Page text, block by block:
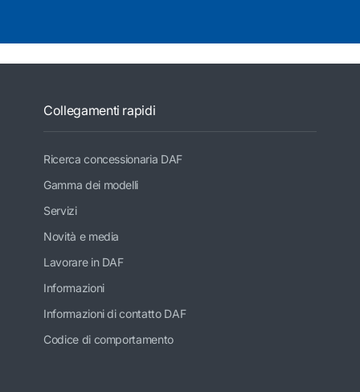
Collegamenti rapidi
Ricerca concessionaria DAF
Gamma dei modelli
Servizi
Novità e media
Lavorare in DAF
Informazioni
Informazioni di contatto DAF
Codice di comportamento